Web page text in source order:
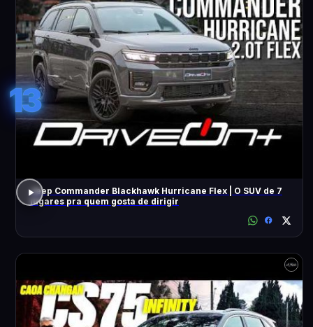
13
Jeep Commander Blackhawk Hurricane Flex | O SUV de 7
lugares pra quem gosta de dirigir